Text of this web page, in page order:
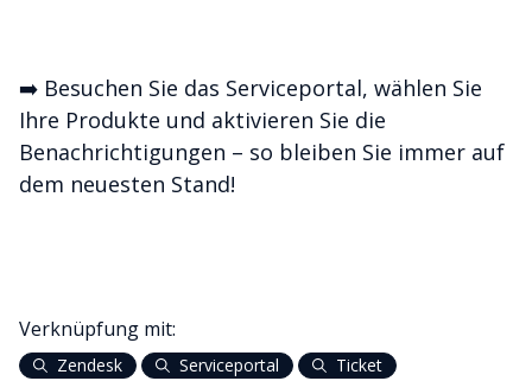
➡️ Besuchen Sie das Serviceportal, wählen Sie
Ihre Produkte und aktivieren Sie die
Benachrichtigungen – so bleiben Sie immer auf
dem neuesten Stand!
Verknüpfung mit:
Zendesk Serviceportal Ticket